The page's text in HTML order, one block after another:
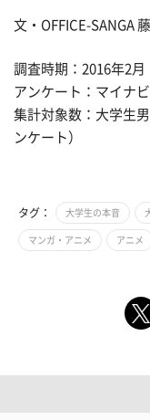
文・OFFICE-SANGA
調査時期：2016年2月
アンケート：マイナ
集計対象数：大学生
ンケート）
タグ： 大学生の本音
マンガ・アニメ アニメ